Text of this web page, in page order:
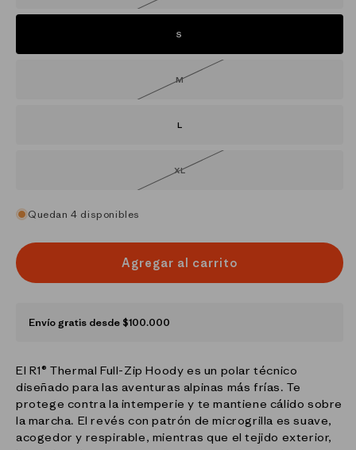
no
S
MVariante
L
XLVariante
Quedan 4 disponibles
Agregar al carrito
Envío gratis desde $100.000
El R1® Thermal Full-Zip Hoody es un polar técnico
diseñado para las aventuras alpinas más frías. Te
protege contra la intemperie y te mantiene cálido sobre
la marcha. El revés con patrón de microgrilla es suave,
acogedor y respirable, mientras que el tejido exterior,